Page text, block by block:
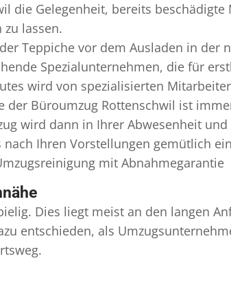
die Gelegenheit, bereits
lassen.
Teppiche vor dem Ausladen in der
Spezialunternehmen, die für
wird von spezialisierten
der Büroumzug Rottenschwil ist
wird dann in Ihrer Abwesenheit
Ihren Vorstellungen gemütlich
mit Abnahmegarantie
Dies liegt meist an den langen
entschieden, als